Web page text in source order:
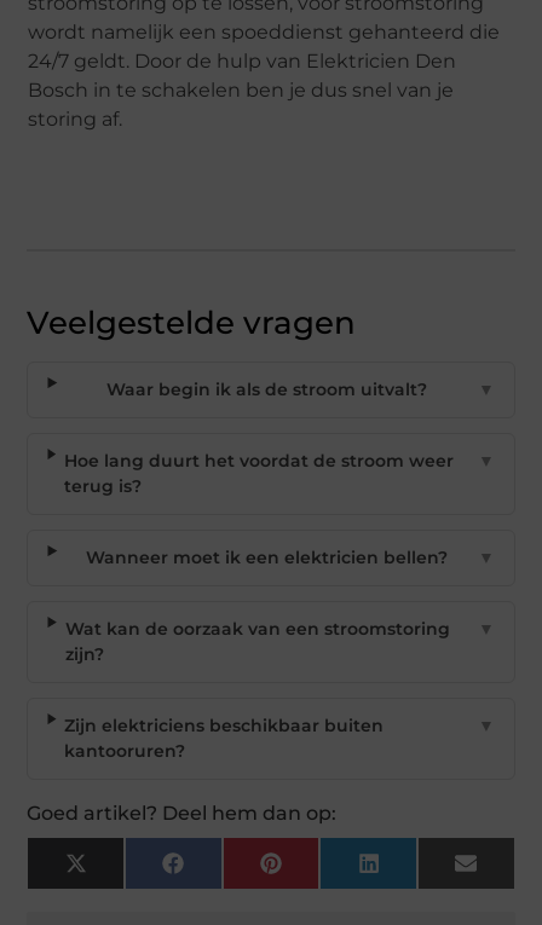
wordt namelijk een spoeddienst gehanteerd die
24/7 geldt. Door de hulp van Elektricien Den
Bosch in te schakelen ben je dus snel van je
storing af.
Veelgestelde vragen
Waar begin ik als de stroom uitvalt? ▼
Hoe lang duurt het voordat de stroom weer
terug is?
▼
Wanneer moet ik een elektricien bellen? ▼
Wat kan de oorzaak van een stroomstoring
zijn?
▼
Zijn elektriciens beschikbaar buiten
kantooruren?
▼
Goed artikel? Deel hem dan op:
X
(Twitter)
Facebook Pinterest LinkedIn Email